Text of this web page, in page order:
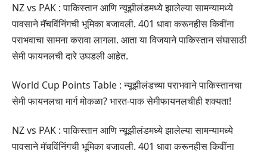
NZ vs PAK : पाकिस्तान आणि न्यूझीलंडमध्ये झालेल्या सामन्यामध्ये
पावसाने मॅचविंनिंगची भूमिका बजावली. 401 धावा करूनहीस किवींना
पराभवाचा सामना करावा लागला. आता या विजयाने पाकिस्तान संघासाठी
सेमी फायनलची दारे उघडली आहेत.
World Cup Points Table : न्यूझीलंडच्या पराभवाने पाकिस्तानचा
सेमी फायनलचा मार्ग मोकळा? भारत-पाक सेमीफायनलचीही शक्यता!
NZ vs PAK : पाकिस्तान आणि न्यूझीलंडमध्ये झालेल्या सामन्यामध्ये
पावसाने मॅचविंनिंगची भूमिका बजावली. 401 धावा करूनहीस किवींना